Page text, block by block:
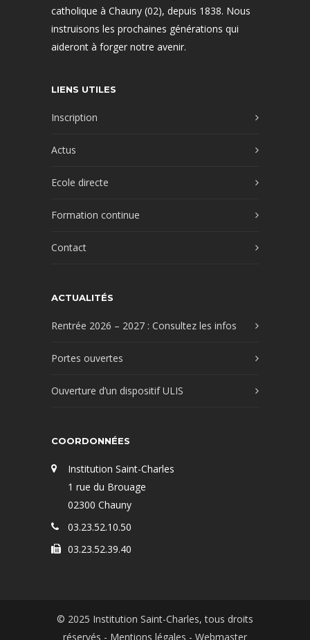
catholique à Chauny (02), depuis 1838. Nous
instruisons les prochaines générations qui
aideront à forger notre avenir.
LIENS UTILES
Inscription
Actus
Ecole directe
Formation continue
Contact
ACTUALITÉS
Rentrée 2026 – 2027 : Consultez les infos
Portes ouvertes
Ouverture d’un dispositif ULIS
COORDONNÉES
Institution Saint-Charles
1 rue du Brouage
02300 Chauny
03.23.52.10.50
03.23.52.39.40
© 2025 Institution Saint-Charles, tous droits
réservés - Mentions légales - Webmaster